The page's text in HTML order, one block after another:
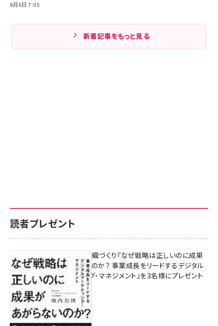
8月6日 7:05
新着記事をもっと見る
読者プレゼント
成果を生む組織づくり『なぜ戦略は正しいのに成果
があがらないのか？ 事業成長をリードするデジタル
マーケティング・マネジメント』を3名様にプレゼント
8月7日 10:00